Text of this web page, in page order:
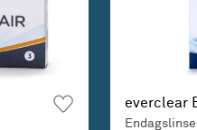
everclear